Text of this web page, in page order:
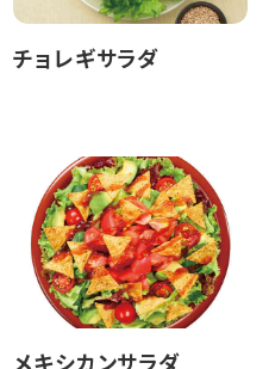
チョレギサラダ
メキシカンサラダ